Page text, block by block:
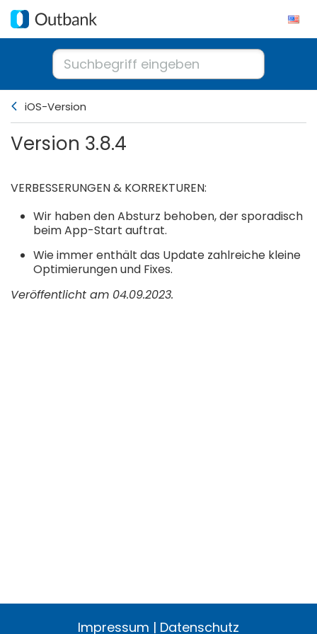
iOS-Version
Version 3.8.4
VERBESSERUNGEN & KORREKTUREN:
Wir haben den Absturz behoben, der sporadisch
beim App-Start auftrat.
Wie immer enthält das Update zahlreiche kleine
Optimierungen und Fixes.
Veröffentlicht am 04.09.2023.
Impressum | Datenschutz